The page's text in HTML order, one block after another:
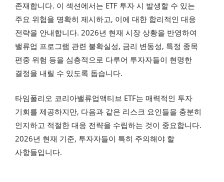
존재합니다. 이 섹션에서는 ETF 투자 시 발생할 수 있는
주요 위험을 명확히 제시하고, 이에 대한 합리적인 대응
전략을 안내합니다. 2026년 현재 시장 상황을 반영하여
밸류업 프로그램 관련 불확실성, 금리 변동성, 특정 종목
편중 위험 등을 심층적으로 다루어 투자자들이 현명한
결정을 내릴 수 있도록 돕습니다.
타임폴리오 코리아밸류업액티브 ETF는 매력적인 투자
기회를 제공하지만, 다음과 같은 리스크 요인들을 충분히
인지하고 적절한 대응 전략을 수립하는 것이 중요합니다.
2026년 현재 기준, 투자자들이 특히 주의해야 할
사항들입니다.